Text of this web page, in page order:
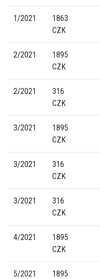
1/2021
1863
CZK
2/2021
1895
CZK
2/2021
316
CZK
3/2021
1895
CZK
3/2021
316
CZK
3/2021
316
CZK
4/2021
1895
CZK
5/2021
1895